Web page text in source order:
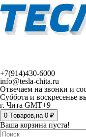
+7(914)430-6000
info@tesla-chita.ru
Отвечаем на звонки и
Суббота и воскресенье
г. Чита GMT+9
0 Tоваров,на 0 ₽
Ваша корзина пуста!